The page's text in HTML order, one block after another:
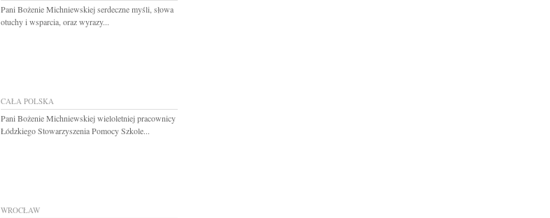
Pani Bożenie Michniewskiej serdeczne myśli, słowa
otuchy i wsparcia, oraz wyrazy...
CAŁA POLSKA
Pani Bożenie Michniewskiej wieloletniej pracownicy
Łódzkiego Stowarzyszenia Pomocy Szkole...
WROCŁAW